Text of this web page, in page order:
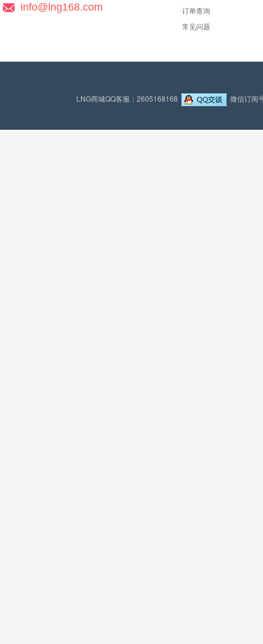
info@lng168.com
订单查询
常见问题
LNG商城QQ客服：2605168168 微信订阅